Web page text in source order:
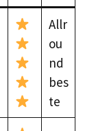
Allr
ou
nd
bes
te